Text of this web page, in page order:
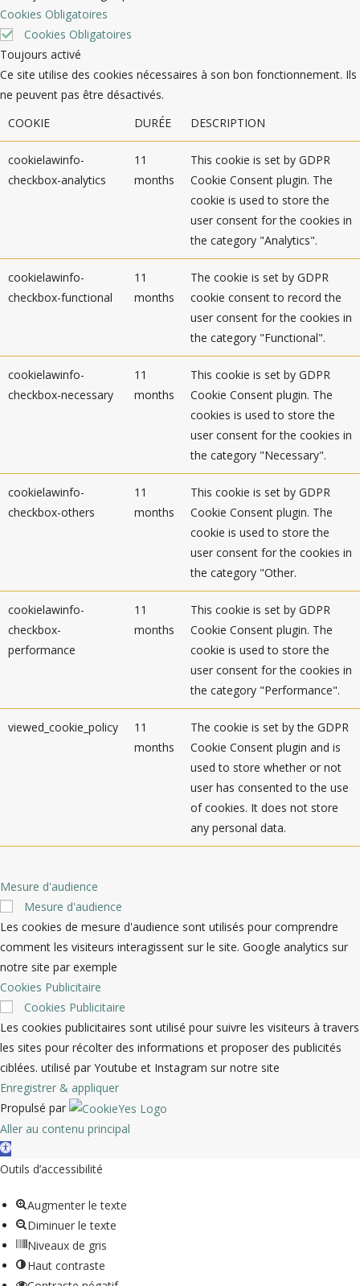
Cookies Obligatoires
Cookies Obligatoires
Toujours activé
Ce site utilise des cookies nécessaires à son bon fonctionnement. Ils
ne peuvent pas être désactivés.
COOKIE
DURÉE DESCRIPTION
cookielawinfo-
checkbox-analytics
11
months
This cookie is set by GDPR
Cookie Consent plugin. The
cookie is used to store the
user consent for the cookies in
the category "Analytics".
cookielawinfo-
checkbox-functional
11
months
The cookie is set by GDPR
cookie consent to record the
user consent for the cookies in
the category "Functional".
cookielawinfo-
checkbox-necessary
11
months
This cookie is set by GDPR
Cookie Consent plugin. The
cookies is used to store the
user consent for the cookies in
the category "Necessary".
cookielawinfo-
checkbox-others
11
months
This cookie is set by GDPR
Cookie Consent plugin. The
cookie is used to store the
user consent for the cookies in
the category "Other.
cookielawinfo-
checkbox-
performance
11
months
This cookie is set by GDPR
Cookie Consent plugin. The
cookie is used to store the
user consent for the cookies in
the category "Performance".
viewed_cookie_policy
11
months
The cookie is set by the GDPR
Cookie Consent plugin and is
used to store whether or not
user has consented to the use
of cookies. It does not store
any personal data.
Mesure d'audience
Mesure d'audience
Les cookies de mesure d'audience sont utilisés pour comprendre
comment les visiteurs interagissent sur le site. Google analytics sur
notre site par exemple
Cookies Publicitaire
Cookies Publicitaire
Les cookies publicitaires sont utilisé pour suivre les visiteurs à travers
les sites pour récolter des informations et proposer des publicités
ciblées. utilisé par Youtube et Instagram sur notre site
Enregistrer & appliquer
Propulsé par
Aller au contenu principal
Ouvrir la barre d’outils
Outils d’accessibilité
Augmenter le texte
Diminuer le texte
Niveaux de gris
Haut contraste